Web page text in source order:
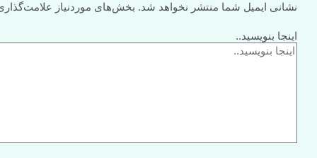
نشانی ایمیل شما منتشر نخواهد شد. بخش‌های موردنیاز
اینجا بنویسید..